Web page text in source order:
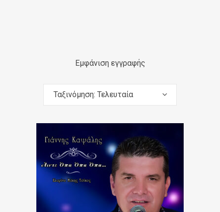
Εμφάνιση εγγραφής
Ταξινόμηση: Τελευταία